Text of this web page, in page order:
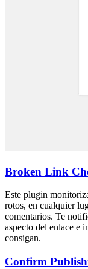
Broken Link
Este plugin
rotos, en cualquier
comentarios. Te
aspecto del enlace e
consigan.
Confirm